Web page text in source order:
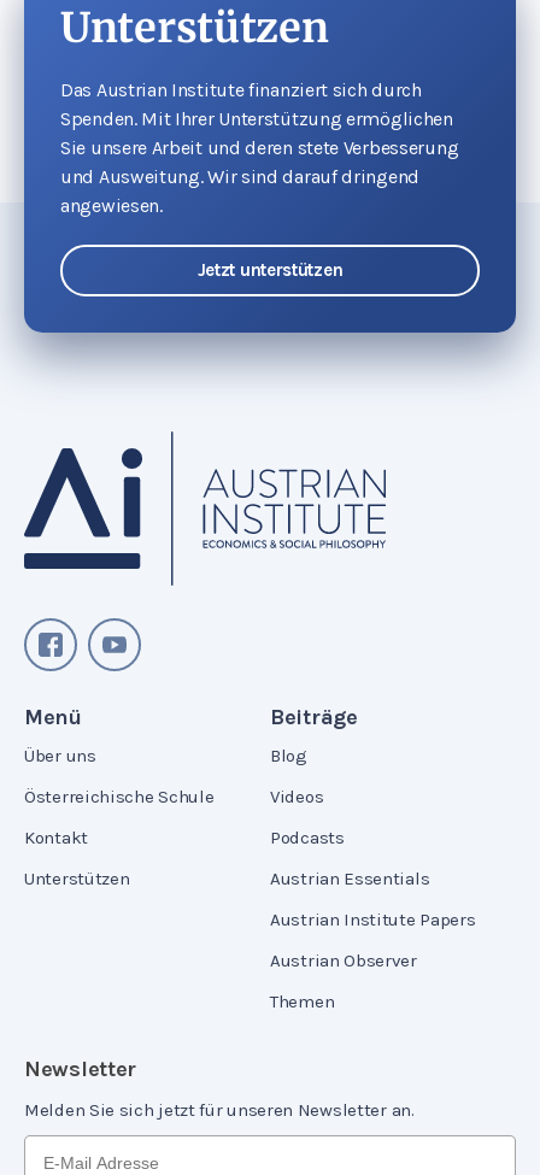
Unterstützen
Das Austrian Institute finanziert sich durch
Spenden. Mit Ihrer Unterstützung ermöglichen
Sie unsere Arbeit und deren stete Verbesserung
und Ausweitung. Wir sind darauf dringend
angewiesen.
Jetzt unterstützen
Menü
Über uns
Österreichische Schule
Kontakt
Unterstützen
Beiträge
Blog
Videos
Podcasts
Austrian Essentials
Austrian Institute Papers
Austrian Observer
Themen
Newsletter
Melden Sie sich jetzt für unseren Newsletter an.